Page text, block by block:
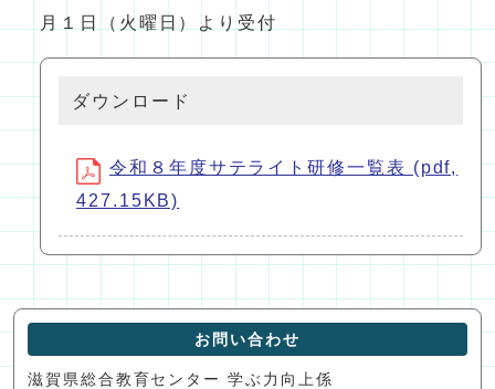
月１日（火曜日）より受付
ダウンロード
令和８年度サテライト研修一覧表 (pdf,
427.15KB)
お問い合わせ
滋賀県総合教育センター 学ぶ力向上係